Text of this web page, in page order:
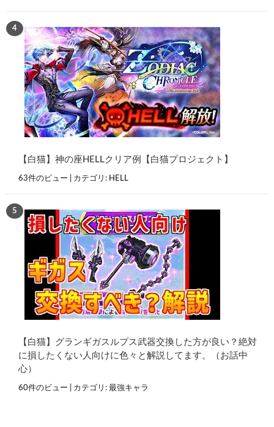
【白猫】神の座HELLクリア例【白猫プロジェクト】
63件のビュー カテゴリ: HELL
【白猫】グランギガスルプス武器交換した方が良い？絶対
に損したくない人向けに色々と解説してます。（お話中
心）
60件のビュー カテゴリ: 最強キャラ